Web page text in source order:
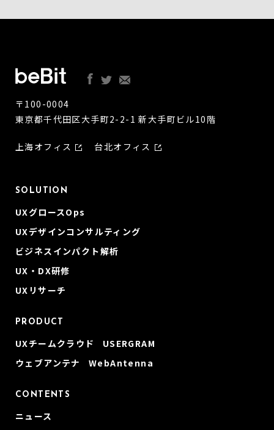
〒100-0004
東京都千代田区大手町2-2-1 新大手町ビル10階
上海オフィス 台北オフィス
SOLUTION
UXグロースOps
UXデザインコンサルティング
ビジネスインパクト解析
UX・DX研修
UXリサーチ
PRODUCT
UXチームクラウド USERGRAM
ウェブアンテナ WebAntenna
CONTENTS
ニュース